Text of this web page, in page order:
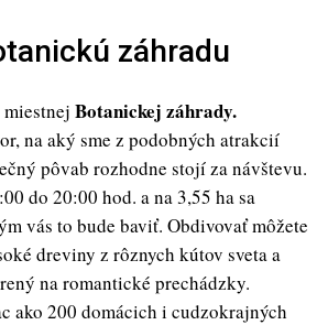
záhradu
Botanickej záhrady.
na aký sme z podobných atrakcií
pôvab rozhodne stojí za návštevu.
do 20:00 hod. a na 3,55 ha sa
vás to bude baviť. Obdivovať môžete
dreviny z rôznych kútov sveta a
na romantické prechádzky.
ako 200 domácich i cudzokrajných